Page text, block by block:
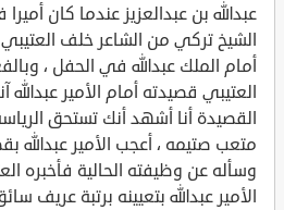
عبدالله بن عبدالعزيز عندما كان
الشيخ تركي من الشاعر خلف
أمام الملك عبدالله في الحفل ،
العتيبي قصيدته أمام الأمير عبدالله
القصيدة أنا أشهد أنك تستحق
متعب صتيمه ، أعجب الأمير عبدالله
وسأله عن وظيفته الحالية فأخبره
الأمير عبدالله بتعيينه برتبة عريف